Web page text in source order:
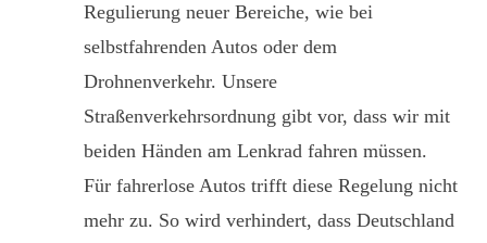
Regulierung neuer Bereiche, wie bei
selbstfahrenden Autos oder dem
Drohnenverkehr. Unsere
Straßenverkehrsordnung gibt vor, dass wir mit
beiden Händen am Lenkrad fahren müssen.
Für fahrerlose Autos trifft diese Regelung nicht
mehr zu. So wird verhindert, dass Deutschland